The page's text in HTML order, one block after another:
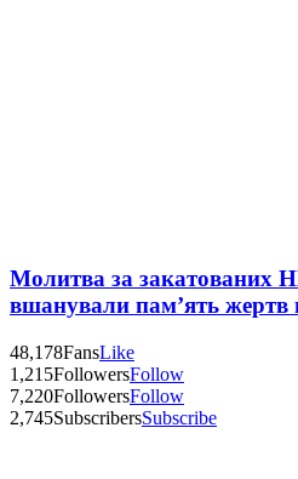
Молитва за закатованих
вшанували пам’ять жертв
48,178FansLike
1,215FollowersFollow
7,220FollowersFollow
2,745SubscribersSubscribe